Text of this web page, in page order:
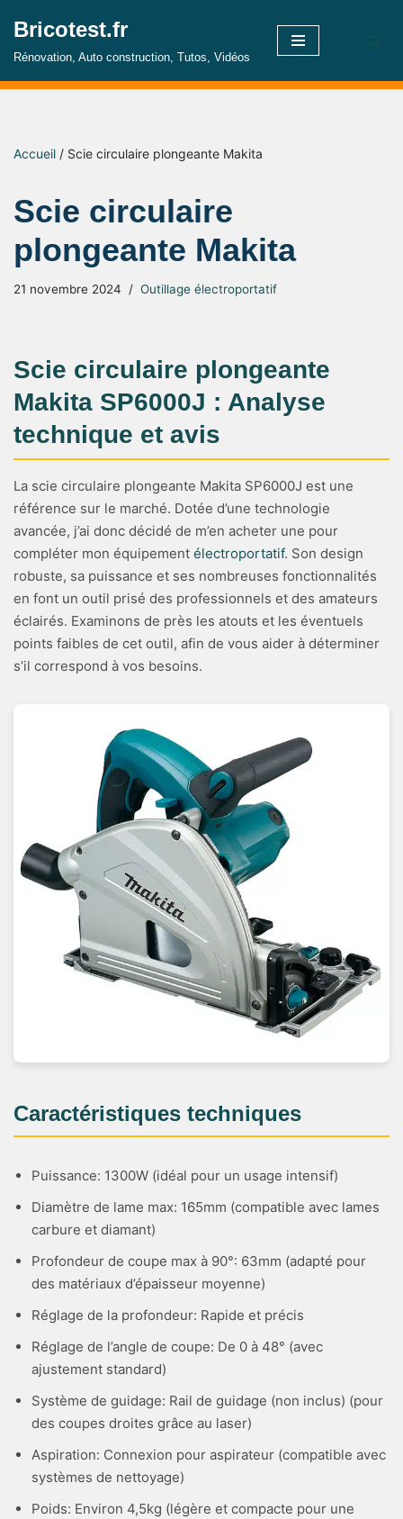
Aller
contenu
Bricotest.fr
Rénovation, Auto construction, Tutos, Vidéos
Accueil / Scie circulaire plongeante Makita
Scie circulaire
plongeante Makita
21 novembre 2024 Outillage électroportatif
Scie circulaire plongeante
Makita SP6000J : Analyse
technique et avis
La scie circulaire plongeante Makita SP6000J est une
référence sur le marché. Dotée d’une technologie
avancée, j’ai donc décidé de m’en acheter une pour
compléter mon équipement électroportatif. Son design
robuste, sa puissance et ses nombreuses fonctionnalités
en font un outil prisé des professionnels et des amateurs
éclairés. Examinons de près les atouts et les éventuels
points faibles de cet outil, afin de vous aider à déterminer
s’il correspond à vos besoins.
Caractéristiques techniques
Puissance: 1300W (idéal pour un usage intensif)
Diamètre de lame max: 165mm (compatible avec lames
carbure et diamant)
Profondeur de coupe max à 90°: 63mm (adapté pour
des matériaux d’épaisseur moyenne)
Réglage de la profondeur: Rapide et précis
Réglage de l’angle de coupe: De 0 à 48° (avec
ajustement standard)
Système de guidage: Rail de guidage (non inclus) (pour
des coupes droites grâce au laser)
Aspiration: Connexion pour aspirateur (compatible avec
systèmes de nettoyage)
Poids: Environ 4,5kg (légère et compacte pour une